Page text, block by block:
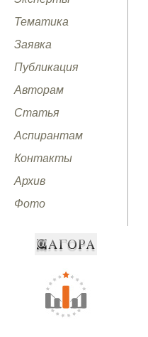
Тематика
Заявка
Публикация
Авторам
Статья
Аспирантам
Контакты
Архив
Фото